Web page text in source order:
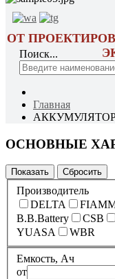
ОТ
Поиск...
Главная
ОСНОВНЫЕ
Производитель
DELTA
B.B.Battery
CSB
YUASA
WBR
Емкость, Ач
от